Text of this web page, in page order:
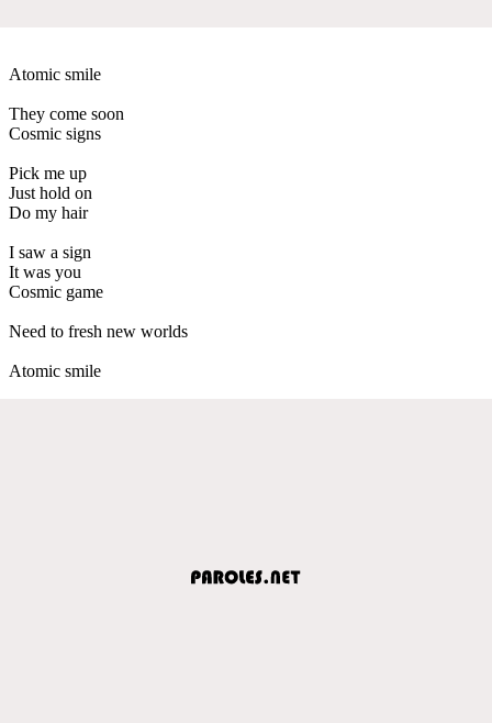
Atomic smile
They come soon
Cosmic signs
Pick me up
Just hold on
Do my hair
I saw a sign
It was you
Cosmic game
Need to fresh new worlds
Atomic smile